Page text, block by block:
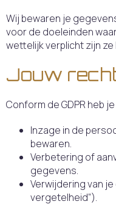
Wij bewaren je
voor de doeleinden
wettelijk verplicht zijn
Jouw
Conform de GDPR heb
Inzage in de
bewaren.
Verbetering of
gegevens.
Verwijdering van
vergetelheid”).